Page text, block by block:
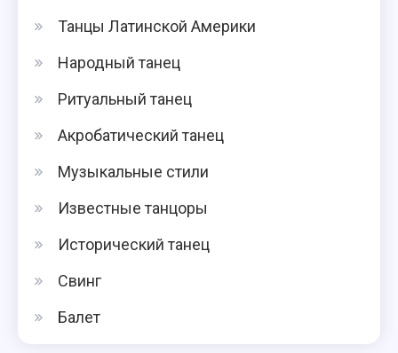
Танцы Латинской Америки
Народный танец
Ритуальный танец
Акробатический танец
Музыкальные стили
Известные танцоры
Исторический танец
Свинг
Балет